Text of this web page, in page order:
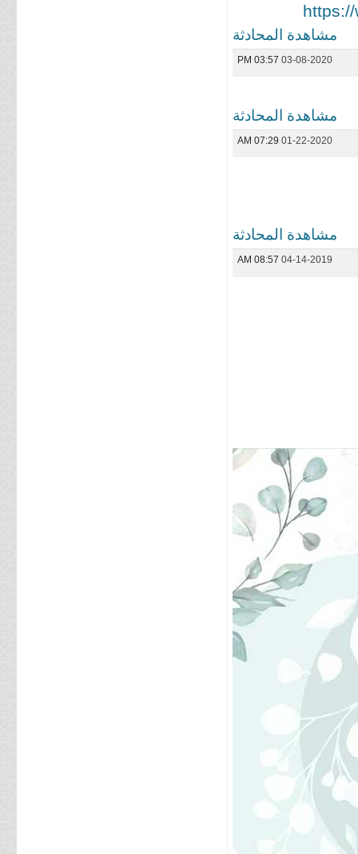
مشاهدة المحادثة
03-08-2020
03:57 PM
مشاهدة المحادثة
01-22-2020
07:29 AM
مشاهدة المحادثة
04-14-2019
08:57 AM